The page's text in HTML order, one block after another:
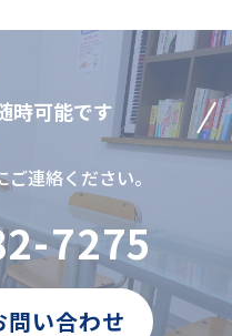
時可能です
連絡ください。
7275
問い合わせ